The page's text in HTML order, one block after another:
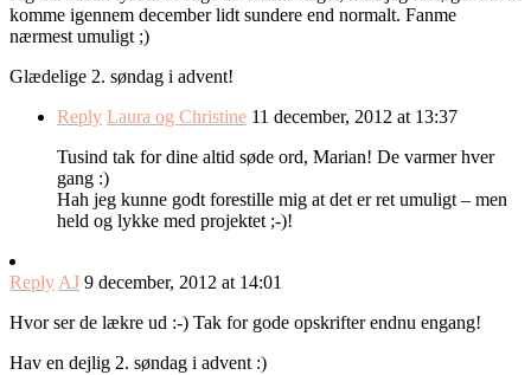
komme igennem december lidt sundere end normalt. Fanme
nærmest umuligt ;)
Glædelige 2. søndag i advent!
Reply Laura og Christine 11 december, 2012 at 13:37
Tusind tak for dine altid søde ord, Marian! De varmer hver
gang :)
Hah jeg kunne godt forestille mig at det er ret umuligt – men
held og lykke med projektet ;-)!
Reply AJ 9 december, 2012 at 14:01
Hvor ser de lækre ud :-) Tak for gode opskrifter endnu engang!
Hav en dejlig 2. søndag i advent :)